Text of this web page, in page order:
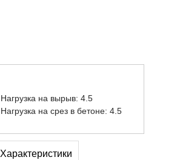
Нагрузка на вырыв: 4.5
Нагрузка на срез в бетоне: 4.5
Характеристики